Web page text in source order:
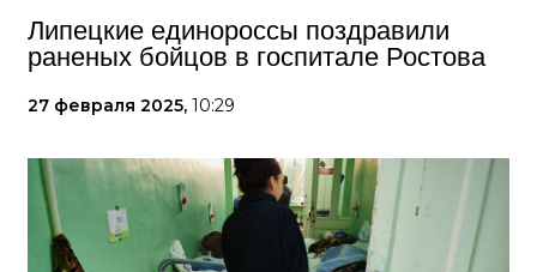
Липецкие единороссы поздравили
раненых бойцов в госпитале Ростова
27 февраля 2025, 10:29